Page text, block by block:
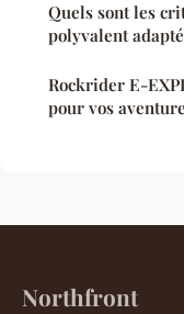
Quels sont les
polyvalent
Rockrider E-
pour vos
Northfront